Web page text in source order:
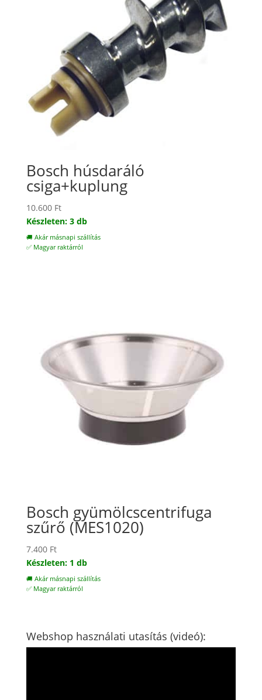
Bosch húsdaráló
csiga+kuplung
10.600 Ft
Készleten: 3 db
🚚 Akár másnapi szállítás
✅ Magyar raktárról
Bosch gyümölcscentrifuga
szűrő (MES1020)
7.400 Ft
Készleten: 1 db
🚚 Akár másnapi szállítás
✅ Magyar raktárról
Webshop használati utasítás (videó):